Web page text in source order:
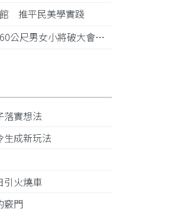
推平民美學實踐
尺男女小將破大會紀錄
落實想法
成新玩法
引火燒車
竅門